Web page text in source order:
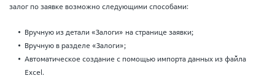
залог по заявке возможно следующими способами:
Вручную из детали «Залоги» на странице заявки;
Вручную в разделе «Залоги»;
Автоматическое создание с помощью импорта данных из файла
Excel.